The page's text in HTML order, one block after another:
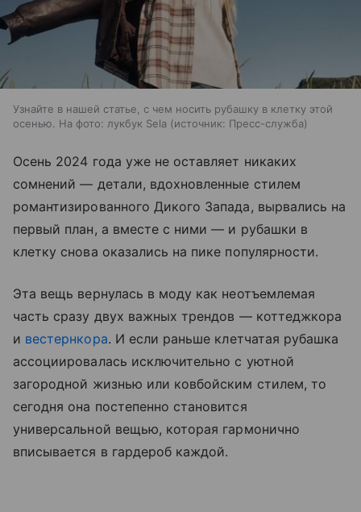
Узнайте в нашей статье, с чем носить рубашку в клетку этой
осенью. На фото: лукбук Sela
источник: Пресс-служба
Осень 2024 года уже не оставляет никаких
сомнений — детали, вдохновленные стилем
романтизированного Дикого Запада, вырвались на
первый план, а вместе с ними — и рубашки в
клетку снова оказались на пике популярности.
Эта вещь вернулась в моду как неотъемлемая
часть сразу двух важных трендов — коттеджкора
и вестернкора. И если раньше клетчатая рубашка
ассоциировалась исключительно с уютной
загородной жизнью или ковбойским стилем, то
сегодня она постепенно становится
универсальной вещью, которая гармонично
вписывается в гардероб каждой.